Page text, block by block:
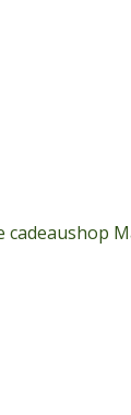
cadeaushop